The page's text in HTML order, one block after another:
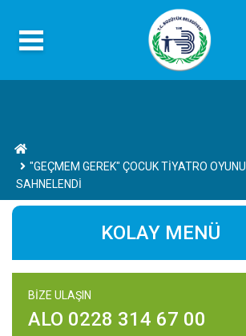
"GEÇMEM GEREK" ÇOCUK TİYATRO OYUNU
SAHNELENDİ
KOLAY MENÜ
BİZE ULAŞIN
ALO 0228 314 67 00